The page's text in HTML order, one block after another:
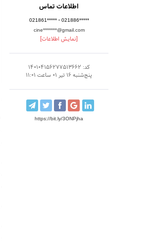
اطلاعات تماس
021861***** - 021886*****
cine*******@gmail.com
[نمایش اطلاعات]
کد: 140104156277513662
پنج‌شنبه 16 تیر 01 ساعت 11:01
https://bit.ly/3ONPjha